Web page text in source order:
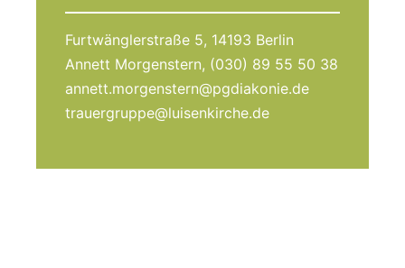
Furtwänglerstraße 5, 14193 Berlin
Annett Morgenstern, (030) 89 55 50 38
annett.morgenstern@pgdiakonie.de
trauergruppe@luisenkirche.de